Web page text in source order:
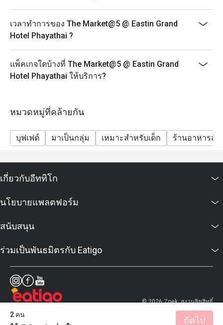
“market style / street food truck” vibe. It offers a wide
selection of international cuisine — Thai, Asian,
European, and more — with live food stations and
themed buffets.
Q2: What are the opening hours / meal periods?
Breakfast: 06:00 – 11:30 hrs (buffet line closes at
11:00, but you may remain seated until 11:30)
International Lunch Buffet (Mon–Sat): 12:00 – 14:30 hrs
Grand Dinner Buffet (Saturday): 18:00 – 22:00 hrs
Splendid Sunday Brunch (1st & 4th Sunday of month):
12:00 – 16:00 hrs
A3: You can walk in, but reservations are strongly
weekend buffets — to ensure you get a table.
A4:
Grand Dinner Buffet (Saturday): ~ THB 1,990 per person
(includes 2 special dishes)
Splendid Sunday Brunch: ~ THB 2,900 per person
(unlimited special items)
There is a KTC Visa card dining privilege: up to 35%
เวลาทำการของ The Market@5 @ Eastin Grand
Hotel Phayathai ?
แพ็คเกจใดบ้างที่ The Market@5 @ Eastin Grand
Hotel Phayathai ให้บริการ?
หมวดหมู่ที่คล้ายกัน
บุฟเฟต์ มาเป็นกลุ่ม เหมาะสำหรับเด็ก ร้านอาหารสบ
2 คน
ถัดไป
เกี่ยวกับอีททิโก
นโยบายแพลตฟอร์ม
สนับสนุน
ร่วมเป็นพันธมิตรกับ Eatigo
© 2026 Zoek. สงวนลิขสิทธิ์